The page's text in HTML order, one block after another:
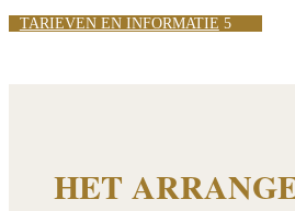
TARIEVEN EN INFORMATIE
HET